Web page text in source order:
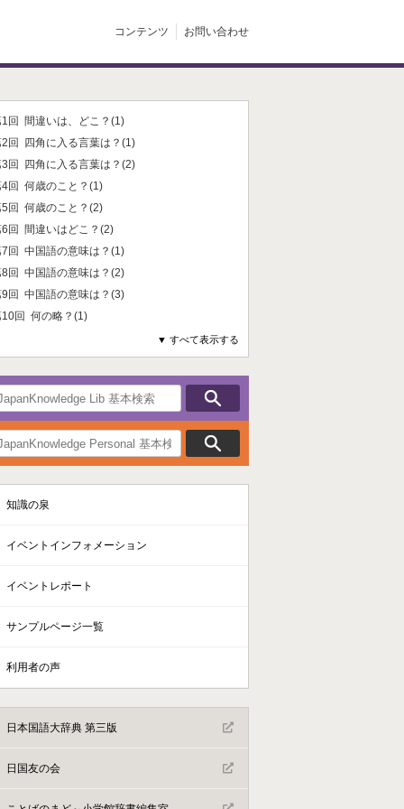
コンテンツ お問い合わせ
1回 間違いは、どこ？(1)
2回 四角に入る言葉は？(1)
3回 四角に入る言葉は？(2)
4回 何歳のこと？(1)
5回 何歳のこと？(2)
6回 間違いはどこ？(2)
7回 中国語の意味は？(1)
8回 中国語の意味は？(2)
9回 中国語の意味は？(3)
10回 何の略？(1)
▼ すべて表示する
知識の泉
イベントインフォメーション
イベントレポート
サンプルページ一覧
利用者の声
日本国語大辞典 第三版
日国友の会